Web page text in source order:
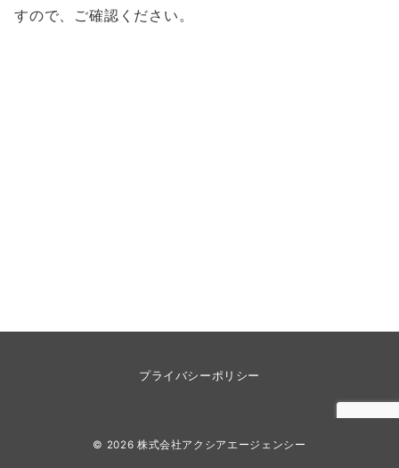
すので、ご確認ください。
プライバシーポリシー
© 2026 株式会社アクシアエージェンシー